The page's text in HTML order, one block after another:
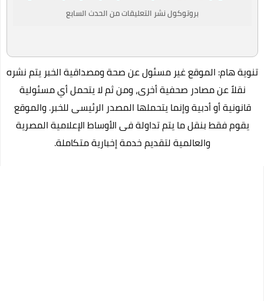
بروتوكول نشر التعليقات من الحدث السابع
تنوية هام: الموقع غير مسئول عن صحة ومصداقية الخبر يتم نشره
نقلاً عن مصادر صحفية أخرى، ومن ثم لا يتحمل أي مسئولية
قانونية أو أدبية وإنما يتحملها المصدر الرئيسى للخبر. والموقع
يقوم فقط بنقل ما يتم تداولة فى الأوساط الإعلامية المصرية
والعالمية لتقديم خدمة إخبارية متكاملة.